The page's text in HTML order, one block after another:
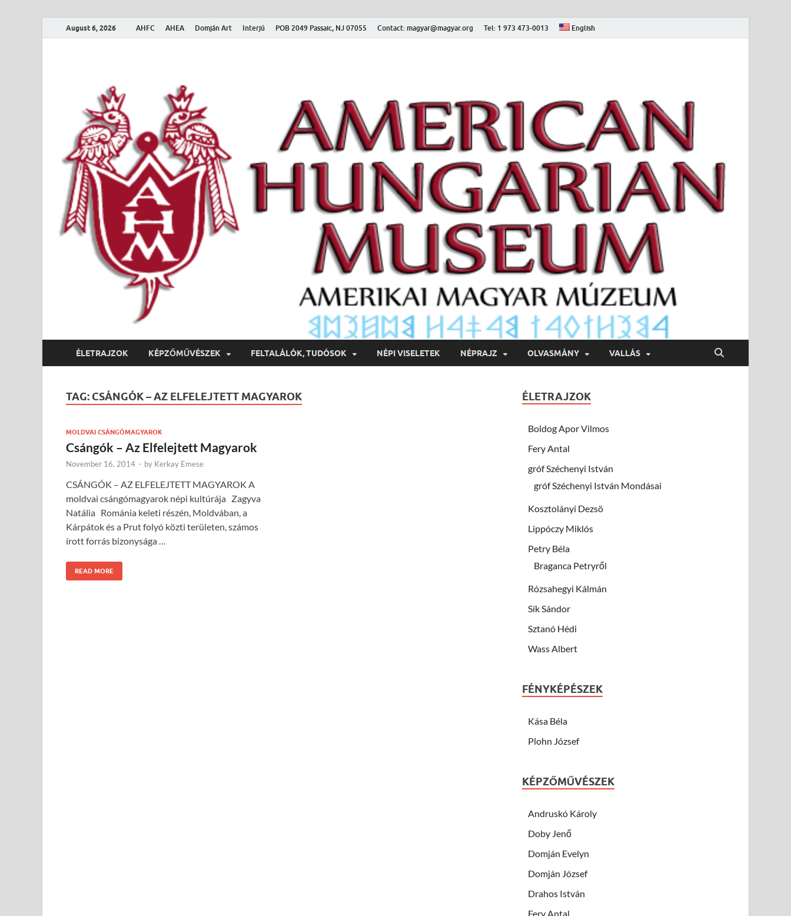
August 6, 2026 AHFC AHEA Domján Art Interjú POB 2049 Passaic, NJ 07055 Contact: magyar@magyar.org Tel: 1 973 473-0013 English
Amerikai Magyar Múzeum
ÉLETRAJZOK KÉPZŐMŰVÉSZEK FELTALÁLÓK, TUDÓSOK NÉPI VISELETEK NÉPRAJZ OLVASMÁNY VALLÁS
TAG: CSÁNGÓK – AZ ELFELEJTETT MAGYAROK
MOLDVAI CSÁNGÓMAGYAROK
Csángók – Az Elfelejtett Magyarok
November 16, 2014 - by Kerkay Emese
CSÁNGÓK – AZ ELFELEJTETT MAGYAROK A
moldvai csángómagyarok népi kultúrája Zagyva
Natália Románia keleti részén, Moldvában, a
Kárpátok és a Prut folyó közti területen, számos
írott forrás bizonysága …
READ MORE
ÉLETRAJZOK
Boldog Apor Vilmos
Fery Antal
gróf Széchenyi István
gróf Széchenyi István Mondásai
Kosztolányi Dezsö
Lippóczy Miklós
Petry Béla
Braganca Petryről
Rózsahegyi Kálmán
Sík Sándor
Sztanó Hédi
Wass Albert
FÉNYKÉPÉSZEK
Kása Béla
Plohn József
KÉPZŐMŰVÉSZEK
Andruskó Károly
Doby Jenő
Domján Evelyn
Domján József
Drahos István
Fery Antal